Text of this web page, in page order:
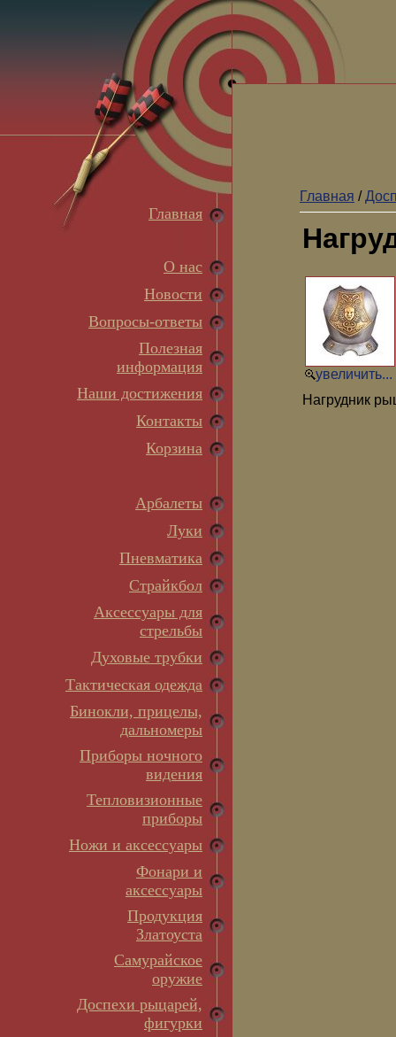
Главная
О нас
Новости
Вопросы-ответы
Полезная
информация
Наши достижения
Контакты
Корзина
Арбалеты
Луки
Пневматика
Страйкбол
Аксессуары для
стрельбы
Духовые трубки
Тактическая одежда
Бинокли, прицелы,
дальномеры
Приборы ночного
видения
Тепловизионные
приборы
Ножи и аксессуары
Фонари и
аксессуары
Продукция
Златоуста
Самурайское
оружие
Доспехи рыцарей,
фигурки
Главная /
увеличить...
Нагрудник